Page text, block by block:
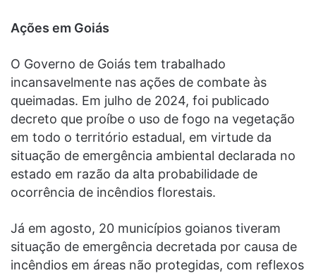
Ações em Goiás
O Governo de Goiás tem trabalhado
incansavelmente nas ações de combate às
queimadas. Em julho de 2024, foi publicado
decreto que proíbe o uso de fogo na vegetação
em todo o território estadual, em virtude da
situação de emergência ambiental declarada no
estado em razão da alta probabilidade de
ocorrência de incêndios florestais.
Já em agosto, 20 municípios goianos tiveram
situação de emergência decretada por causa de
incêndios em áreas não protegidas, com reflexos